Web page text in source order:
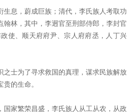
息，蔚成巨族；清代，李氏族人考取功
林，其中，李迥官至刑部侍郎，李封官
使、顺天府府尹、宗人府府丞，人丁兴
士为了寻求救国的真理，谋求民族解放
的生命。
家繁荣昌盛，李氏族人从工从农，从政